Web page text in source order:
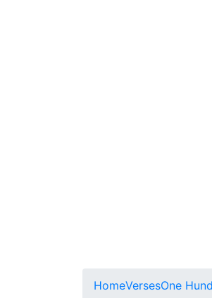
HomeVersesOne